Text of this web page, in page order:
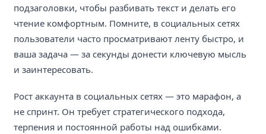
подзаголовки, чтобы разбивать текст и делать его
чтение комфортным. Помните, в социальных сетях
пользователи часто просматривают ленту быстро, и
ваша задача — за секунды донести ключевую мысль
и заинтересовать.
Рост аккаунта в социальных сетях — это марафон, а
не спринт. Он требует стратегического подхода,
терпения и постоянной работы над ошибками.